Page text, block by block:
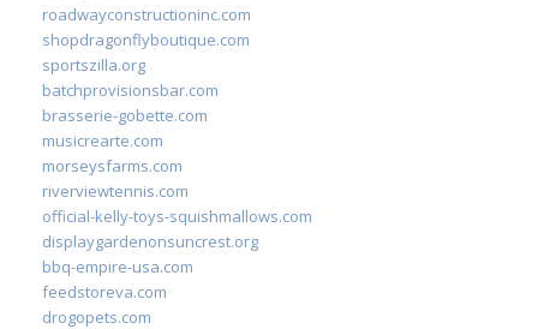
roadwayconstructioninc.com
shopdragonflyboutique.com
sportszilla.org
batchprovisionsbar.com
brasserie-gobette.com
musicrearte.com
morseysfarms.com
riverviewtennis.com
official-kelly-toys-squishmallows.com
displaygardenonsuncrest.org
bbq-empire-usa.com
feedstoreva.com
drogopets.com